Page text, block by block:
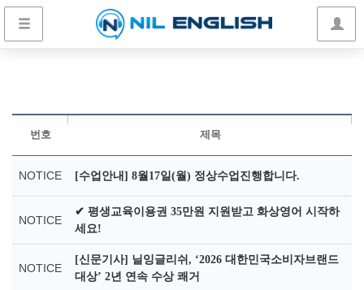
번호 제목
NOTICE [수업안내] 8월17일(월) 정상수업진행합니다.
NOTICE
✔ 평생교육이용권 35만원 지원받고 화상영어 시작하
세요!
NOTICE
[신문기사] 닐잉글리쉬, ‘2026 대한민국소비자브랜드
대상’ 2년 연속 수상 쾌거